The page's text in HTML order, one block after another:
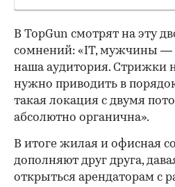
В TopGun смотрят на эту
сомнений: «IT, мужчины —
наша аудитория. Стрижки
нужно приводить в
такая локация с двумя
абсолютно органична».
В итоге жилая и офисная
дополняют друг друга,
открыться арендаторам с